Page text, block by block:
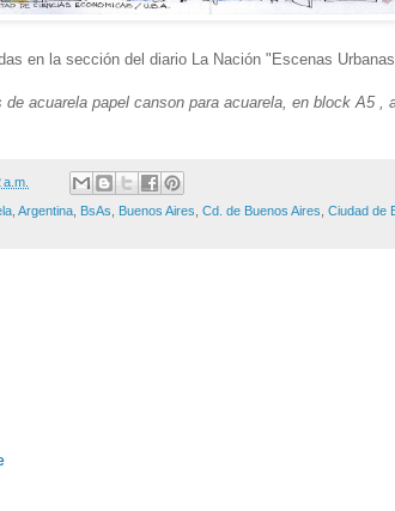
en la sección del diario La Nación "Escenas
acuarela papel canson para acuarela, en block A5 ,
a.m.
, Argentina, BsAs, Buenos Aires, Cd. de Buenos Aires, Ciudad de